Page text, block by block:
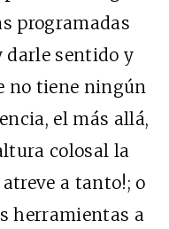
programadas
darle sentido y
no tiene ningún
el más allá,
colosal la
a tanto!; o
herramientas a